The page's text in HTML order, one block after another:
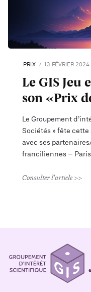
PRIX 13 FÉVRIER 2024
Le GIS Jeu
son «Prix
Le Groupement
Sociétés » fête cette
avec ses
franciliennes – Paris
Consulter l'article